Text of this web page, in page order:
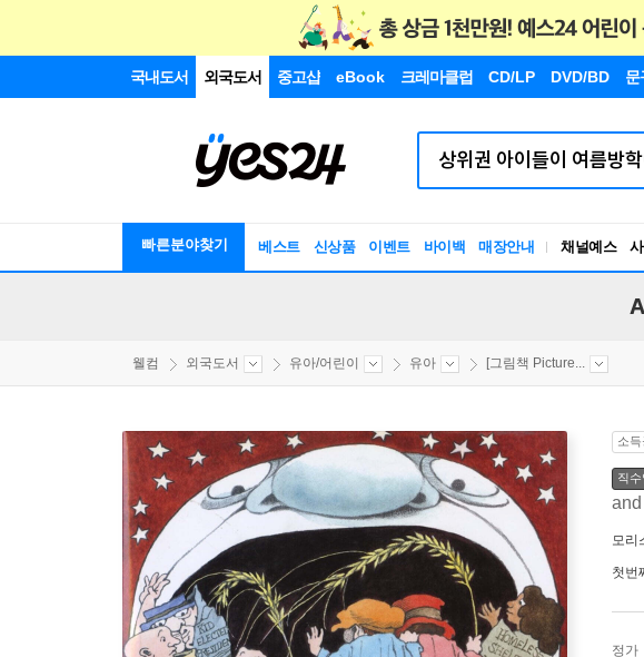
국내도서 외국도서 중고샵 eBook 크레마클럽 CD/LP DVD/BD 문
빠른분야찾기 베스트 신상품 이벤트 바이백 매장안내 채널예스
웰컴 외국도서 유아/어린이 유아 [그림책 Picture...
소득
직
모리
첫번
정가